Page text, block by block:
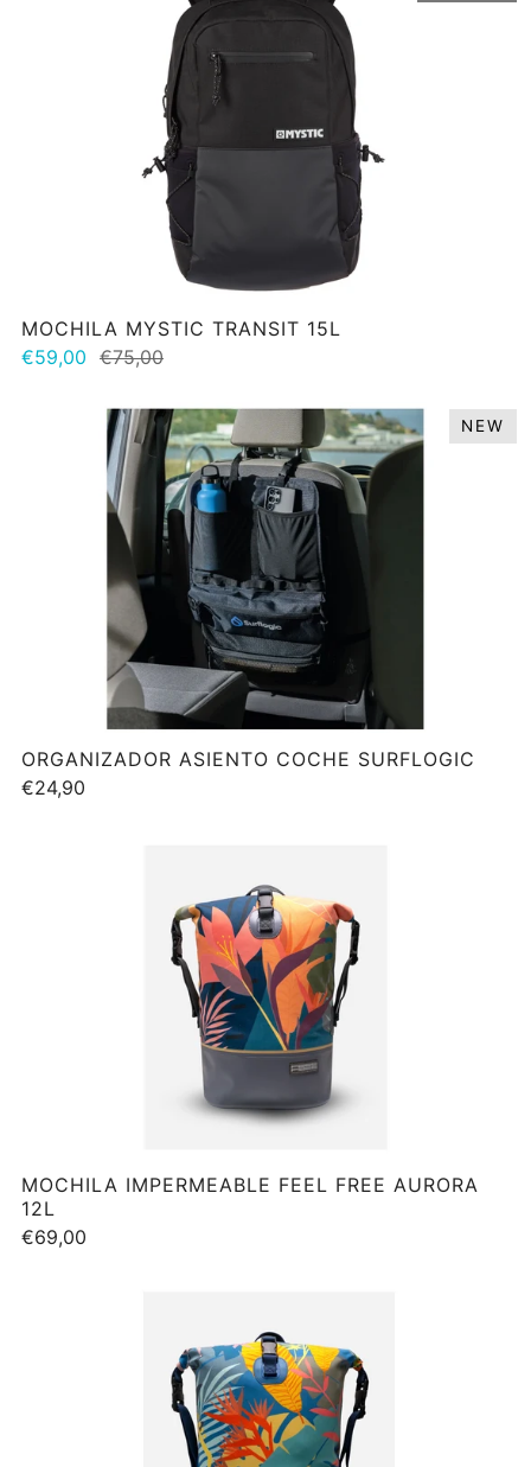
MOCHILA MYSTIC TRANSIT 15L
€59,00 €75,00
NEW
ORGANIZADOR ASIENTO COCHE SURFLOGIC
€24,90
MOCHILA IMPERMEABLE FEEL FREE AURORA
12L
€69,00